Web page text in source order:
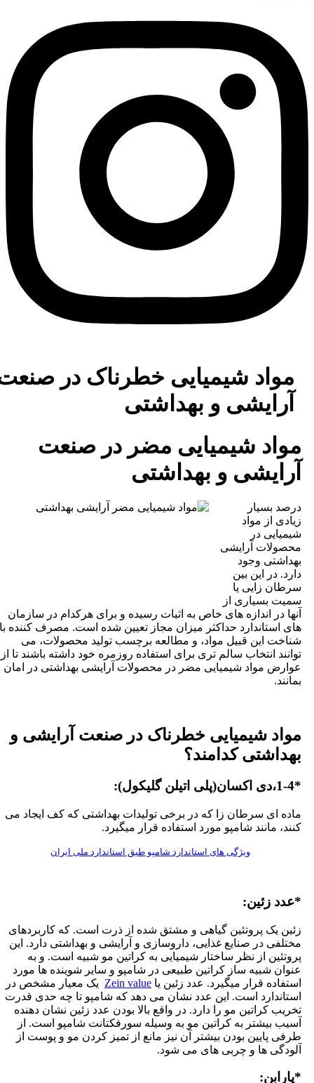
مواد شیمیایی خطرناک در صنعت
آرایشی و بهداشتی
شیمیایی مضر در صنعت
و بهداشتی
بسیار
از مواد
در
آرایشی
وجود
در این بین
زایی یا
بسیاری از
در اندازه های خاص به اثبات رسیده و برای هرکدام در سازمان
استاندارد حداکثر میزان مجاز تعیین شده است. مصرف کننده با
این قبیل مواد، و مطالعه برچسب تولید محصولات، می
انتخاب سالم تری برای استفاده روزمره خود داشته باشند تا از
مواد شیمیایی مضر در محصولات آرایشی بهداشتی در امان
شیمیایی خطرناک در صنعت آرایشی و
کدامند؟
ای سرطان زا که در برخی تولیدات بهداشتی که کف ایجاد می
مانند شامپو مورد استفاده قرار میگیرد.
ویژگی های استاندارد شامپو طبق استاندارد ملی ایران
زئین:
یک پروتئین گیاهی و مشتق شده از ذرت است. که کاربردهای
در صنایع غذایی، داروسازی و آرایشی و بهداشتی دارد. این
از نظر ساختار شیمیایی به کراتین مو شبیه است. و به
شبیه ساز کراتین طبیعی در شامپو و سایر شوینده ها مورد
قرار میگیرد. عدد زئین یاZein valueیک معیار مشخص در
است. این عدد نشان می دهد که شامپو تا چه حدی قدرت
کراتین مو را دارد. در واقع بالا بودن عدد زئین نشان دهنده
بیشتر به کراتین مو به وسیله سورفکتانت شامپو است. از
پایین بودن بیشتر آن نیز مانع از تمیز کردن مو و پوست از
ها و چربی های می شود.